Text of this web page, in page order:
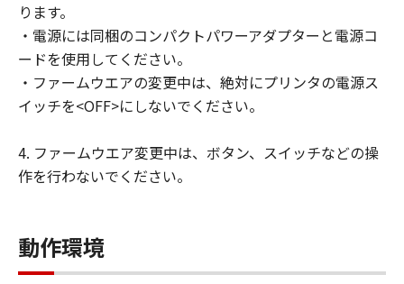
帰属
「許諾ソフトウェア」に係る知的財産権
は、その内容によりキヤノンまたはキヤノ
ンのライセンサーに帰属します。
著作権表示
お客様は、「許諾ソフトウェア」に含まれ
るキヤノンまたはキヤノンのライセンサー
してはなりません。
サポートおよびアップグレード
ります。
・電源には同梱のコンパクトパワーアダプターと電源コ
ードを使用してください。
・ファームウエアの変更中は、絶対にプリンタの電源ス
イッチを<OFF>にしないでください。
4. ファームウエア変更中は、ボタン、スイッチなどの操
作を行わないでください。
動作環境